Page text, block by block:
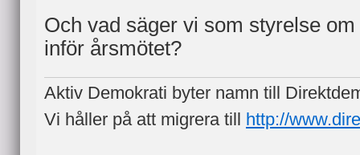
Och vad säger vi som styrelse
inför årsmötet?
Aktiv Demokrati byter namn till
Vi håller på att migrera till
http://